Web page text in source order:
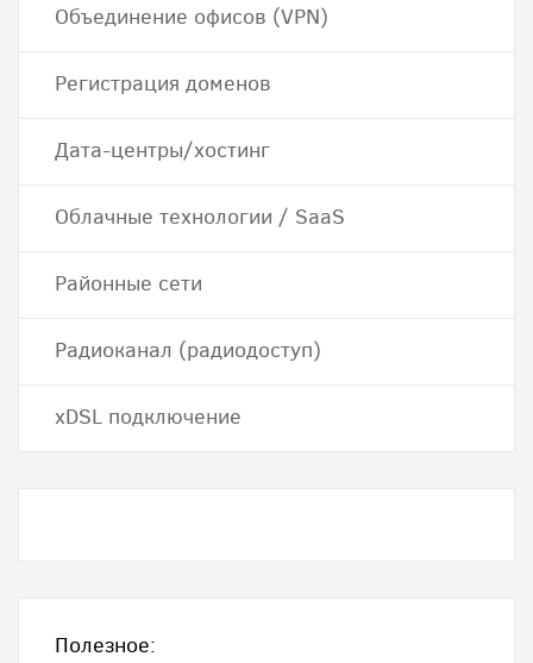
Объединение офисов (VPN)
Регистрация доменов
Дата-центры/хостинг
Облачные технологии / SaaS
Районные сети
Радиоканал (радиодоступ)
хDSL подключение
Полезное: